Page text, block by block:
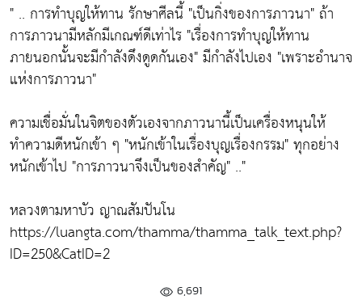
" .. การทำบุญให้ทาน รักษาศีลนี้ "เป็นกิ่งของการภาวนา" ถ้า
การภาวนามีหลักมีเกณฑ์ดีเท่าไร "เรื่องการทำบุญให้ทาน
ภายนอกนั้นจะมีกำลังดึงดูดกันเอง" มีกำลังไปเอง "เพราะอำนาจ
แห่งการภาวนา"
ความเชื่อมั่นในจิตของตัวเองจากภาวนานี้เป็นเครื่องหนุนให้
ทำความดีหนักเข้า ๆ "หนักเข้าในเรื่องบุญเรื่องกรรม" ทุกอย่าง
หนักเข้าไป "การภาวนาจึงเป็นของสำคัญ" .."
หลวงตามหาบัว ญาณสัมปันโน
https://luangta.com/thamma/thamma_talk_text.php?
ID=250&CatID=2
6,691